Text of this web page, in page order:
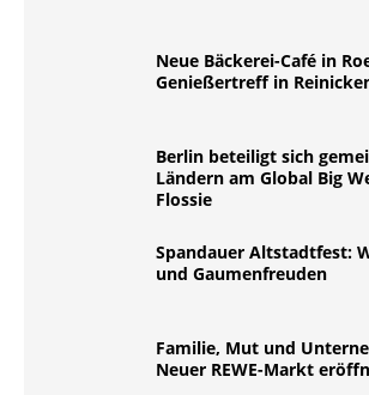
Neue Bäckerei-Café in
Genießertreff in
Berlin beteiligt sich
Ländern am Global Big
Flossie
Spandauer Altstadtfest:
und Gaumenfreuden
Familie, Mut und
Neuer REWE-Markt